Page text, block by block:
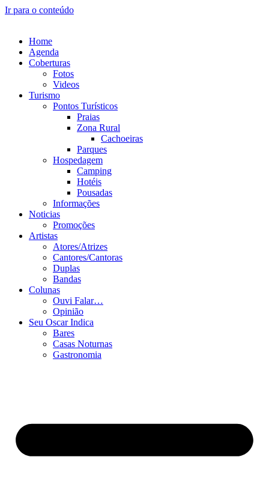
Ir para o conteúdo
Home
Agenda
Coberturas
Fotos
Videos
Turismo
Pontos Turísticos
Praias
Zona Rural
Cachoeiras
Parques
Hospedagem
Camping
Hotéis
Pousadas
Informações
Noticias
Promoções
Artistas
Atores/Atrizes
Cantores/Cantoras
Duplas
Bandas
Colunas
Ouvi Falar…
Opinião
Seu Oscar Indica
Bares
Casas Noturnas
Gastronomia